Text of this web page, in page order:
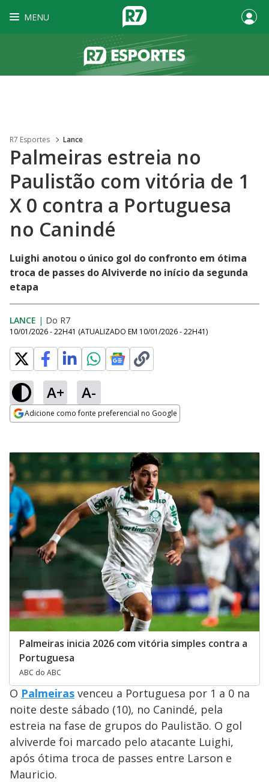
MENU
R7 Esportes Lance
Palmeiras estreia no
Paulistão com vitória de 1
X 0 contra a Portuguesa
no Canindé
Luighi anotou o único gol do confronto em ótima
troca de passes do Alviverde no início da segunda
etapa
LANCE | Do R7
10/01/2026 - 22H41 (ATUALIZADO EM 10/01/2026 - 22H41)
A+ A-
Adicione como fonte preferencial no Google
Palmeiras inicia 2026 com vitória simples contra a
Portuguesa
ABC do ABC
O Palmeiras venceu a Portuguesa por 1 a 0 na
noite deste sábado (10), no Canindé, pela
estreia na fase de grupos do Paulistão. O gol
alviverde foi marcado pelo atacante Luighi,
após ótima troca de passes entre Larson e
Mauricio.